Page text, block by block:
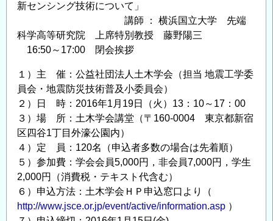
新センシング技術について」
講師 ： 横浜国立大学 先端
科学高等研究院 上席特別教授 藤野陽三
16:50～17:00 閉会挨拶
１）主 催：公益社団法人土木学会（担当 地震工学委
員会・地震防災技術普及小委員会）
２）日 時：2016年1月19日（火）13：10～17：00
３）場 所：土木学会講堂（〒160-0004 東京都新宿
区四谷1丁目外濠公園内）
４）定 員：120名（申込者多数の場合は先着順）
５）参加費：学会会員5,000円，非会員7,000円，学生
2,000円（消費税・テキスト代含む）
６）申込方法：土木学会ＨＰ申込窓口より（
http://www.jsce.or.jp/event/active/information.asp ）